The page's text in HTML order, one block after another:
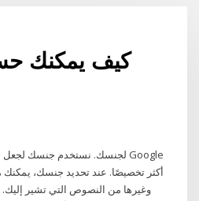
كيف يمكنك
أكثر تخصيصًا. عند تحديد جنسك،
وغيرها من النصوص التي تشير